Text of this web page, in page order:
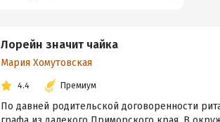
Лорейн значит чайка
Мария Хомутовская
4.4 Премиум
По давней родительской договоренности